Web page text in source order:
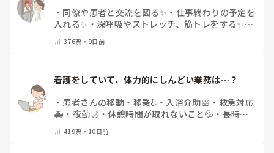
・ 同僚や患者と交流を図る✨ ・ 仕事終わりの予定を
入れる✨ ・ 深呼吸やストレッチ、筋トレをする✨・
れる（猫吸いなど）✨
376票・9日前
看護をしていて、体力的にしんどい業務は…？
・ 患者さんの移動・移乗♿ ・ 入浴介助🛀 ・ 救急対応
🚑 ・ 夜勤🌙 ・ 休憩時間が取れないこと💦 ・ 長時間
思わない😊・その他(コメントで教えてください)
419票・ 10日前